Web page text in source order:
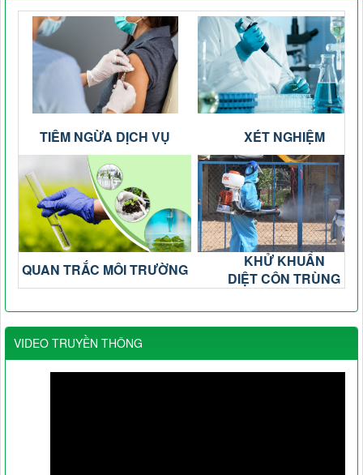
TIÊM NGỪA DỊCH VỤ XÉT NGHIỆM
QUAN TRẮC MÔI TRƯỜNG
KHỬ KHUẨN
DIỆT CÔN TRÙNG
VIDEO TRUYỀN THÔNG